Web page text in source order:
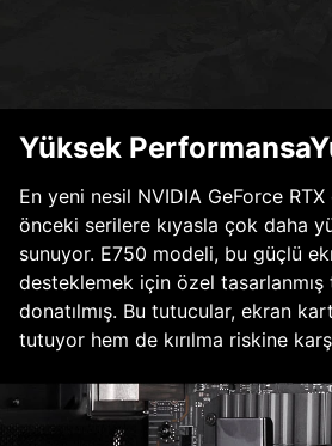
Yüksek
En yeni nesil NVIDIA GeForce
önceki serilere kıyasla çok daha
sunuyor. E750 modeli, bu güçlü
desteklemek için özel tasarlanmış
donatılmış. Bu tutucular, ekran
tutuyor hem de kırılma riskine